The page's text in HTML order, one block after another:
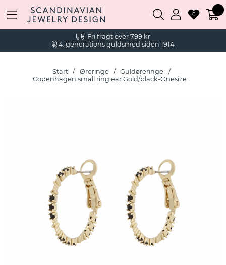
Fri fragt over 799 kr
4. generations guldsmed siden 1914
0
Start Øreringe
Guldøreringe
Copenhagen small ring ear Gold/black-Onesize